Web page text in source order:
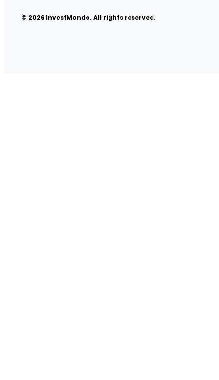
© 2026 InvestMondo. All rights reserved.